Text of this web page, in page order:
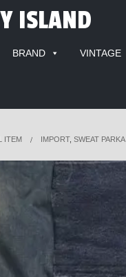
ISLAND
BRAND VINTAGE
ITEM IMPORT, SWEAT PARKA